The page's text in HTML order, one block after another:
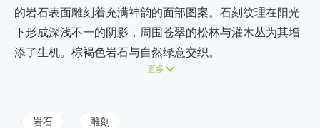
的岩石表面雕刻着充满神韵的面部图案。石刻纹理在阳光
下形成深浅不一的阴影，周围苍翠的松林与灌木丛为其增
添了生机。棕褐色岩石与自然绿意交织。
更多
岩石 雕刻